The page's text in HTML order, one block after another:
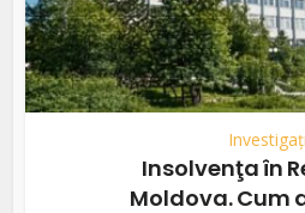
Insolvenţa în
Moldova. Cum